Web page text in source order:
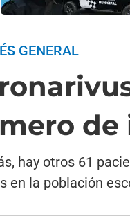
GENERAL
de
hay otros 61
en la población